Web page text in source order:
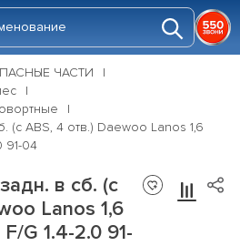
ЧАСТИ
(с ABS, 4 отв.) Daewoo Lanos 1,6
91-04
в сб. (с
Lanos 1,6
G 1.4-2.0 91-